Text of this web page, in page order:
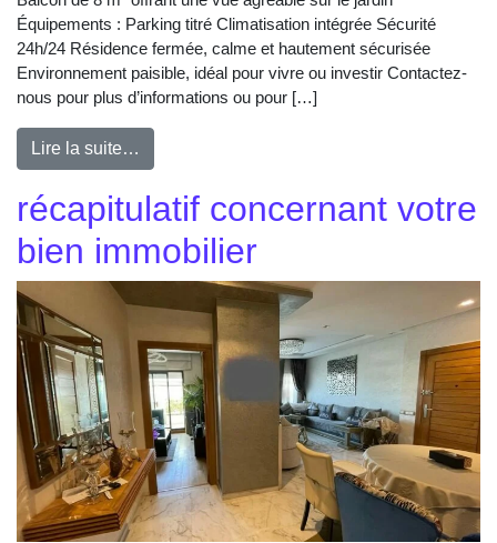
Équipements : Parking titré Climatisation intégrée Sécurité
24h/24 Résidence fermée, calme et hautement sécurisée
Environnement paisible, idéal pour vivre ou investir Contactez-
nous pour plus d’informations ou pour […]
Lire la suite…
récapitulatif concernant votre
bien immobilier